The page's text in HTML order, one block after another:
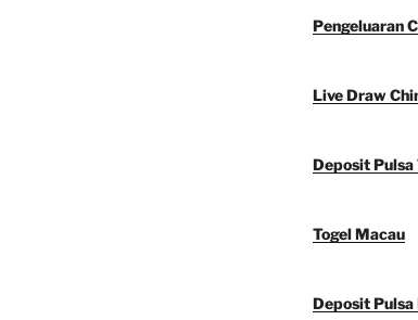
Pengeluaran
Live Draw
Deposit Pulsa
Togel Macau
Deposit Pulsa